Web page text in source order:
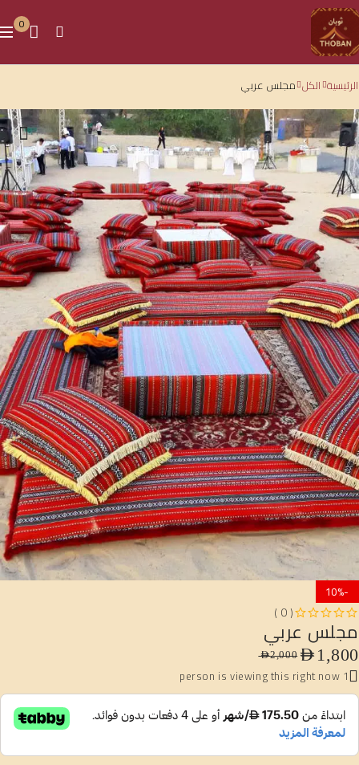
0
الرئيسية الكل مجلس عربي
-10%
( 0 )
مجلس عربي
AED2,000AED1,800
1 person is viewing this right now